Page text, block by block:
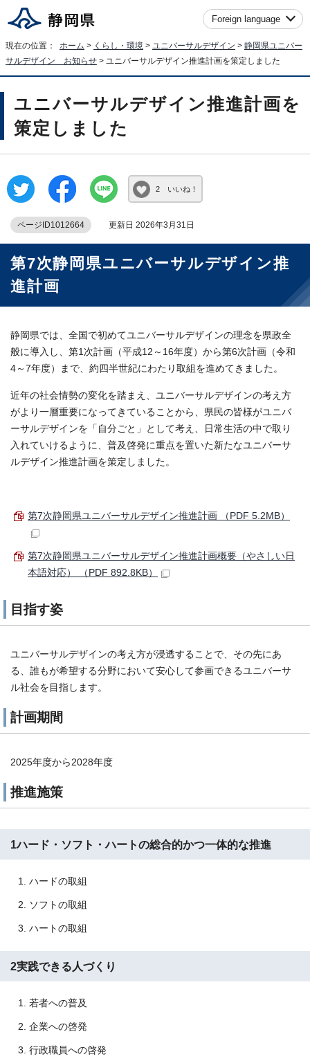
Foreign language
現在の位置： ホーム > くらし・環境 > ユニバーサルデザイン > 静岡県ユニバー
サルデザイン お知らせ > ユニバーサルデザイン推進計画を策定しました
ユニバーサルデザイン推進計画を
策定しました
2 いいね！
ページID1012664 更新日 2026年3月31日
第7次静岡県ユニバーサルデザイン推
進計画
静岡県では、全国で初めてユニバーサルデザインの理念を県政全
般に導入し、第1次計画（平成12～16年度）から第6次計画（令和
4～7年度）まで、約四半世紀にわたり取組を進めてきました。
近年の社会情勢の変化を踏まえ、ユニバーサルデザインの考え方
がより一層重要になってきていることから、県民の皆様がユニバ
ーサルデザインを「自分ごと」として考え、日常生活の中で取り
入れていけるように、普及啓発に重点を置いた新たなユニバーサ
ルデザイン推進計画を策定しました。
第7次静岡県ユニバーサルデザイン推進計画 （PDF 5.2MB）
第7次静岡県ユニバーサルデザイン推進計画概要（やさしい日
本語対応） （PDF 892.8KB）
目指す姿
ユニバーサルデザインの考え方が浸透することで、その先にあ
る、誰もが希望する分野において安心して参画できるユニバーサ
ル社会を目指します。
計画期間
2025年度から2028年度
推進施策
1ハード・ソフト・ハートの総合的かつ一体的な推進
ハードの取組
ソフトの取組
ハートの取組
2実践できる人づくり
若者への普及
企業への啓発
行政職員への啓発